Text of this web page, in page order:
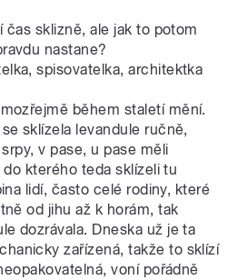
čas sklizně, ale jak to potom
nastane?
spisovatelka, architektka
během staletí mění.
sklízela levandule ručně,
v pase, u pase měli
kterého teda sklízeli tu
lidí, často celé rodiny, které
od jihu až k horám, tak
dozrávala. Dneska už je ta
zařízená, takže to sklízí
voní pořádně